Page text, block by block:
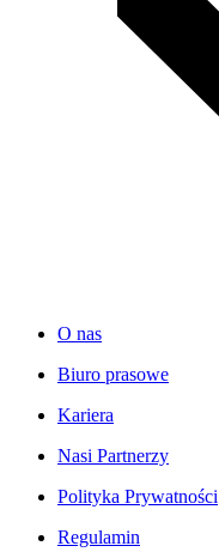
O nas
Biuro prasowe
Kariera
Nasi Partnerzy
Polityka Prywatności
Regulamin